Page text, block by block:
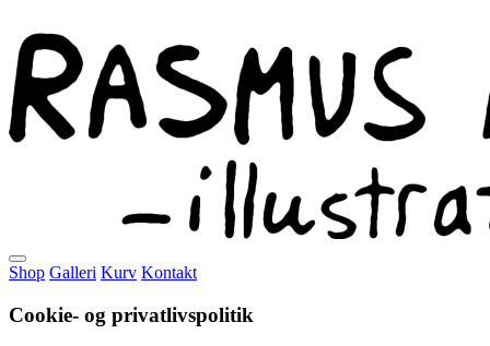
Shop Galleri Kurv Kontakt
Cookie- og privatlivspolitik